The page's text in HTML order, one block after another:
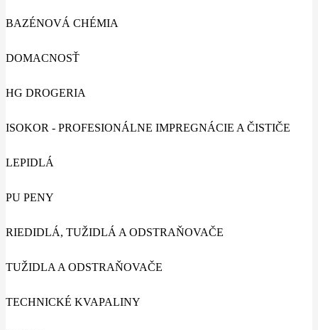
BAZÉNOVÁ CHÉMIA
DOMACNOSŤ
HG DROGERIA
ISOKOR - PROFESIONÁLNE IMPREGNÁCIE A ČISTIČE
LEPIDLÁ
PU PENY
RIEDIDLÁ, TUŽIDLÁ A ODSTRAŇOVAČE
TUŽIDLA A ODSTRAŇOVAČE
TECHNICKÉ KVAPALINY